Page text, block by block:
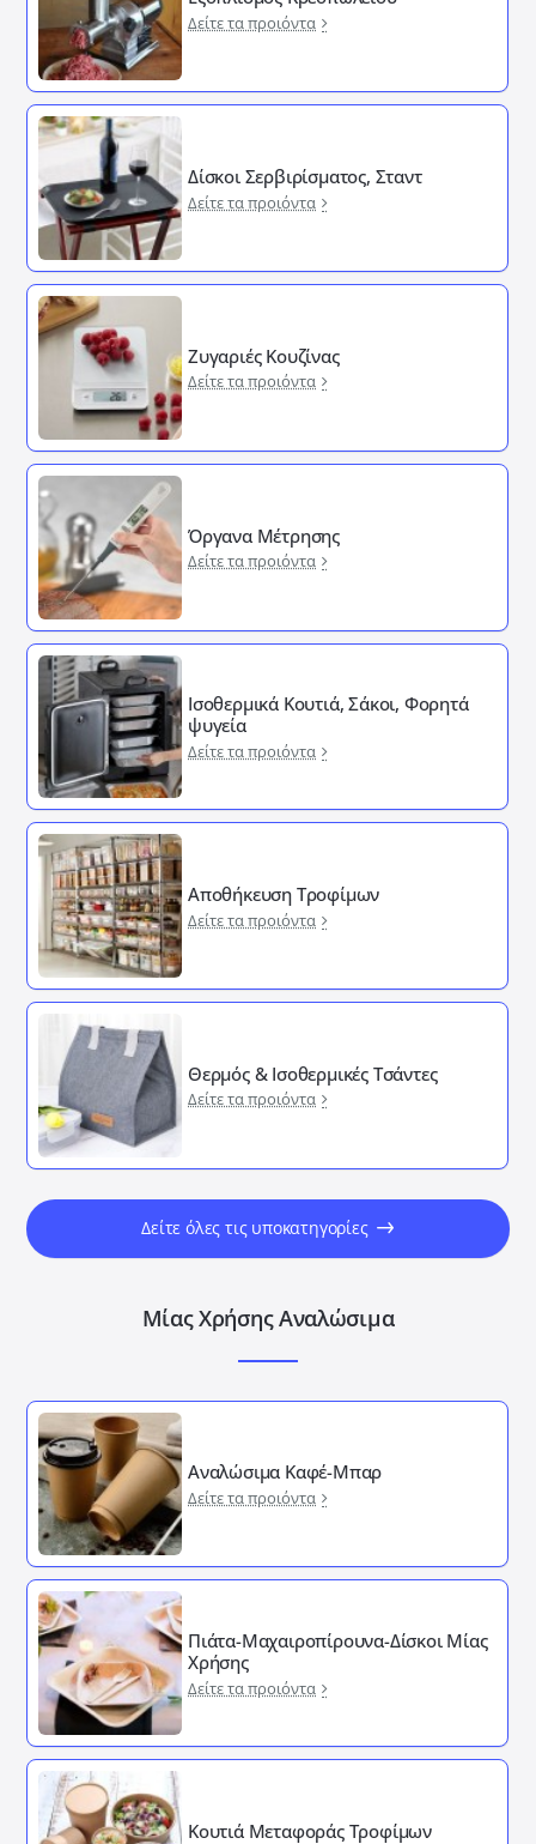
Δείτε τα προιόντα
Δίσκοι Σερβιρίσματος, Σταντ
Δείτε τα προιόντα
Ζυγαριές Κουζίνας
Δείτε τα προιόντα
Όργανα Μέτρησης
Δείτε τα προιόντα
Ισοθερμικά Κουτιά, Σάκοι, Φορητά
ψυγεία
Δείτε τα προιόντα
Αποθήκευση Τροφίμων
Δείτε τα προιόντα
Θερμός & Ισοθερμικές Τσάντες
Δείτε τα προιόντα
Δείτε όλες τις υποκατηγορίες
Μίας Χρήσης Αναλώσιμα
Αναλώσιμα Καφέ-Μπαρ
Δείτε τα προιόντα
Πιάτα-Μαχαιροπίρουνα-Δίσκοι Μίας
Χρήσης
Δείτε τα προιόντα
Κουτιά Μεταφοράς Τροφίμων